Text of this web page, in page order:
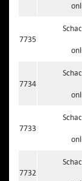
7735
7734
7733
7732